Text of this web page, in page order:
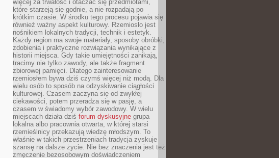
więcej za trwałość i otaczać się przedmiotami,
które starzeją się godnie, a nie rozpadają po
krótkim czasie. W środku tego procesu pojawia się
również ważny aspekt kulturowy. Rzemiosło jest
nośnikiem lokalnych tradycji, technik i estetyk.
Każdy region ma swoje materiały, sposoby obróbki,
zdobienia i praktyczne rozwiązania wynikające z
historii miejsca. Gdy takie umiejętności zanikają,
tracimy nie tylko zawody, ale także fragment
zbiorowej pamięci. Dlatego zainteresowanie
rzemiosłem bywa dziś czymś więcej niż modą. Dla
wielu osób to sposób na odzyskiwanie ciągłości
kulturowej. Czasem zaczyna się od zwykłej
ciekawości, potem przeradza się w pasję, a
czasem w świadomy wybór zawodowy. W wielu
miejscach działa dziś forum dyskusyjne grupa
lokalna albo pracownia otwarta, w której starsi
rzemieślnicy przekazują wiedzę młodszym. To
właśnie w takich przestrzeniach tradycja zyskuje
szansę na dalsze życie. Nie bez znaczenia jest też
zmęczenie bezosobowym doświadczeniem